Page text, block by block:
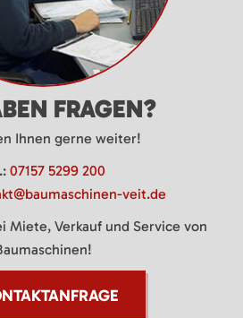
FRAGEN?
Ihnen gerne weiter!
07157 5299 200
veit.de
Miete, Verkauf und Service von